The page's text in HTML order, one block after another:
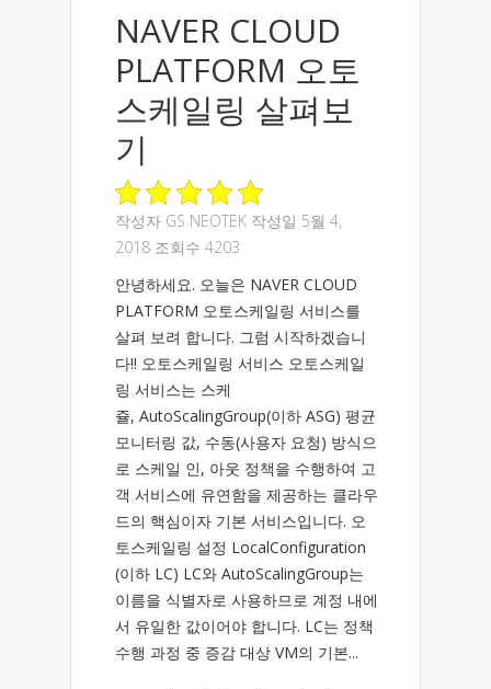
NAVER CLOUD
PLATFORM 오토
스케일링 살펴보
기
작성자 GS NEOTEK 작성일 5월 4,
2018 조회수 4203
안녕하세요. 오늘은 NAVER CLOUD
PLATFORM 오토스케일링 서비스를
살펴 보려 합니다. 그럼 시작하겠습니
다!! 오토스케일링 서비스 오토스케일
링 서비스는 스케
쥴, AutoScalingGroup(이하 ASG) 평균
모니터링 값, 수동(사용자 요청) 방식으
로 스케일 인, 아웃 정책을 수행하여 고
객 서비스에 유연함을 제공하는 클라우
드의 핵심이자 기본 서비스입니다. 오
토스케일링 설정 LocalConfiguration
(이하 LC) LC와 AutoScalingGroup는
이름을 식별자로 사용하므로 계정 내에
서 유일한 값이어야 합니다. LC는 정책
수행 과정 중 증감 대상 VM의 기본...